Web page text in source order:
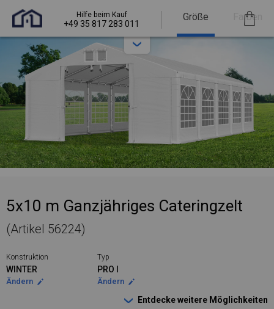
Hilfe beim Kauf
+49 35 817 283 011
Größe Farben
5x10 m Ganzjähriges Cateringzelt
(Artikel 56224)
Konstruktion
WINTER
Ändern
Typ
PRO I
Ändern
Entdecke weitere Möglichkeiten